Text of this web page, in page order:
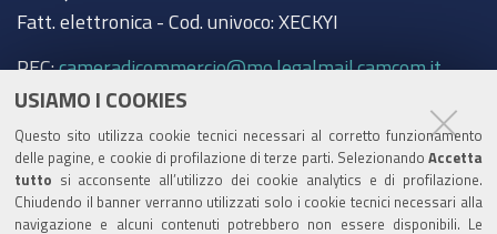
USIAMO I COOKIES
Questo sito utilizza cookie tecnici necessari al corretto funzionamento
delle pagine, e cookie di profilazione di terze parti. Selezionando Accetta
tutto si acconsente all’utilizzo dei cookie analytics e di profilazione.
Chiudendo il banner verranno utilizzati solo i cookie tecnici necessari alla
navigazione e alcuni contenuti potrebbero non essere disponibili. Le
Fatt. elettronica - Cod. univoco: XECKYI
PEC:cameradicommercio@mo.legalmail.camcom.it
Trasparenza
Amministrazione trasparente
Albo Camerale